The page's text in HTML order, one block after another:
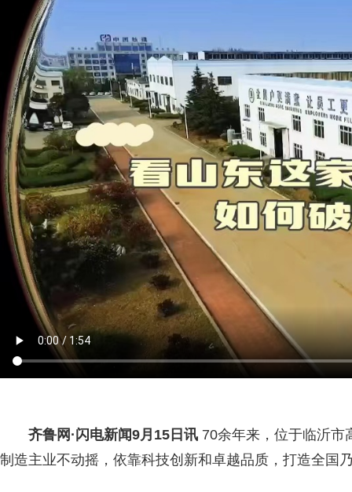
齐鲁网 ·闪电新闻9月15日讯 70余年来，位于临沂市
制造主业不动摇，依靠科技创新和卓越品质，打造全国